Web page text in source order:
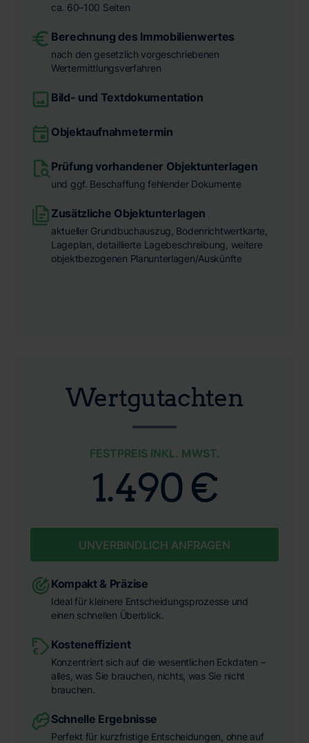
Wertgutachten
FESTPREIS INKL. MWST.
1.490 €
UNVERBINDLICH ANFRAGEN
Kompakt & Präzise
Ideal für kleinere Entscheidungsprozesse und
einen schnellen Überblick.
Kosteneffizient
Konzentriert sich auf die wesentlichen Eckdaten –
alles, was Sie brauchen, nichts, was Sie nicht
brauchen.
Schnelle Ergebnisse
Perfekt für kurzfristige Entscheidungen, ohne auf
ca. 60–100 Seiten
Berechnung des Immobilienwertes
nach den gesetzlich vorgeschriebenen
Wertermittlungsverfahren
Bild- und Textdokumentation
Objektaufnahmetermin
Prüfung vorhandener Objektunterlagen
und ggf. Beschaffung fehlender Dokumente
Zusätzliche Objektunterlagen
aktueller Grundbuchauszug, Bodenrichtwertkarte,
Lageplan, detaillierte Lagebeschreibung, weitere
objektbezogenen Planunterlagen/Auskünfte